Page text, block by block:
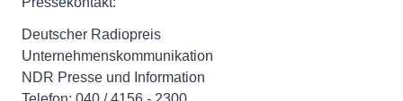
Deutscher Radiopreis
Unternehmenskommunikation
NDR Presse und Information